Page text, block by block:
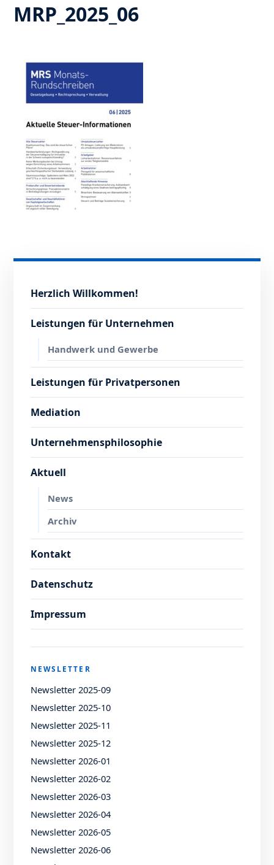
MRP_2025_06
Herzlich Willkommen!
Leistungen für Unternehmen
Handwerk und Gewerbe
Leistungen für Privatpersonen
Mediation
Unternehmensphilosophie
Aktuell
News
Archiv
Kontakt
Datenschutz
Impressum
NEWSLETTER
Newsletter 2025-09
Newsletter 2025-10
Newsletter 2025-11
Newsletter 2025-12
Newsletter 2026-01
Newsletter 2026-02
Newsletter 2026-03
Newsletter 2026-04
Newsletter 2026-05
Newsletter 2026-06